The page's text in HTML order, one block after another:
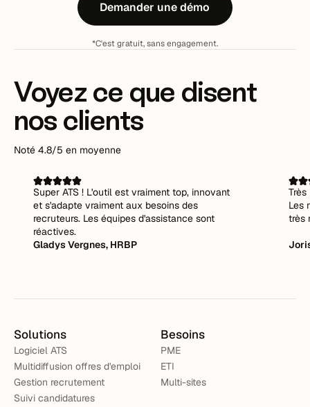
Demander une démo
*C'est gratuit, sans engagement.
Voyez ce que disent
nos clients
Noté 4.8/5 en moyenne
Super ATS ! L'outil est vraiment top, innovant
et s'adapte vraiment aux besoins des
recruteurs. Les équipes d'assistance sont
réactives.
Gladys Vergnes, HRBP
Les
très
Solutions
Logiciel ATS
Multidiffusion offres d'emploi
Gestion recrutement
Suivi candidatures
Besoins
PME
ETI
Multi-sites